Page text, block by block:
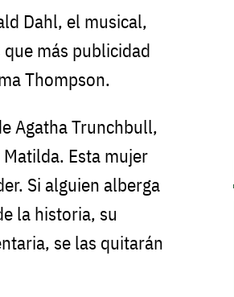
Dahl, el musical,
más publicidad
Thompson.
Agatha Trunchbull,
Esta mujer
Si alguien alberga
la historia, su
se las quitarán